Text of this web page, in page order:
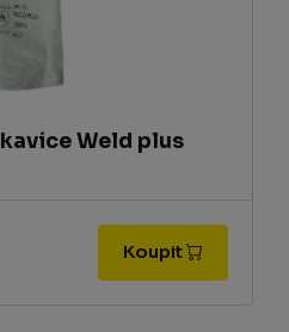
Weld plus
Koupit